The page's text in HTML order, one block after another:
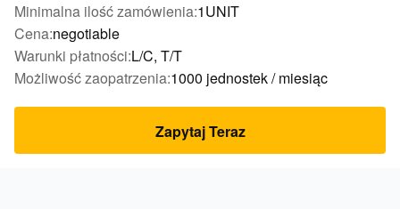
Minimalna ilość zamówienia:1UNIT
Cena:negotiable
Warunki płatności:L/C, T/T
Możliwość zaopatrzenia:1000 jednostek / miesiąc
Zapytaj Teraz